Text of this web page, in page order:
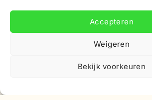
Accepteren
Weigeren
Bekijk voorkeuren
Abonneer je op onze
korting op je eerste bestelling.
E-